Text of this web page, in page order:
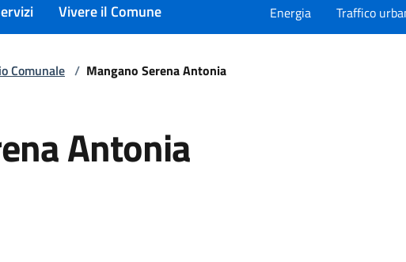
Vivere il Comune Energia Traffico
Comunale / Mangano Serena Antonia
Antonia